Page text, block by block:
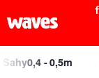
- 0,5m